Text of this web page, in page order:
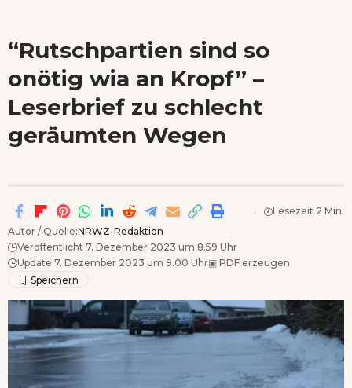
“Rutschpartien sind so
onötig wia an Kropf” –
Leserbrief zu schlecht
geräumten Wegen
Autor / Quelle:NRWZ-Redaktion
Veröffentlicht 7. Dezember 2023 um 8.59 Uhr
Update 7. Dezember 2023 um 9.00 Uhr▣ PDF erzeugen
Lesezeit 2 Min.